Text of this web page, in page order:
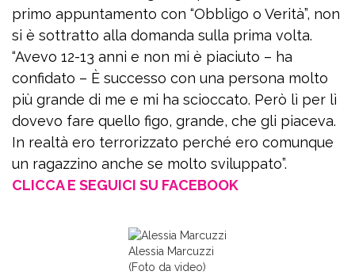
primo appuntamento con “Obbligo o Verità”, non
si è sottratto alla domanda sulla prima volta.
“Avevo 12-13 anni e non mi è piaciuto – ha
confidato – È successo con una persona molto
più grande di me e mi ha scioccato. Però lì per lì
dovevo fare quello figo, grande, che gli piaceva.
In realtà ero terrorizzato perché ero comunque
un ragazzino anche se molto sviluppato”.
CLICCA E SEGUICI SU FACEBOOK
Alessia Marcuzzi
(Foto da video)